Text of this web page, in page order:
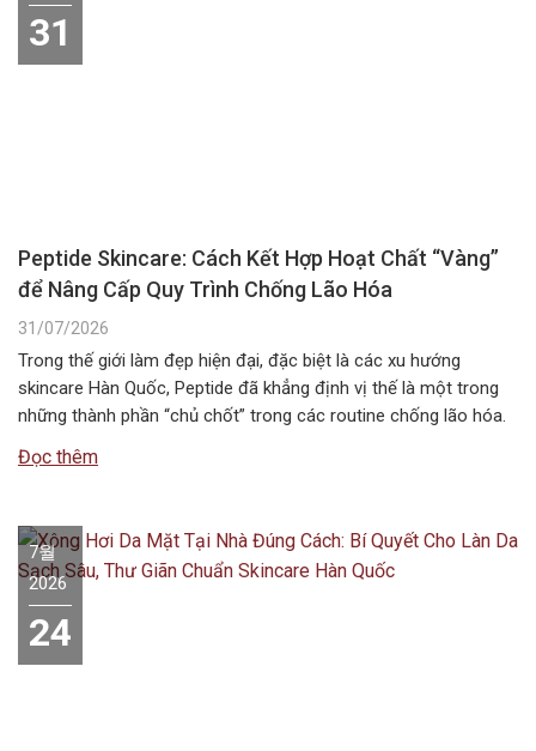
31
Peptide Skincare: Cách Kết Hợp Hoạt Chất “Vàng”
để Nâng Cấp Quy Trình Chống Lão Hóa
31/07/2026
Trong thế giới làm đẹp hiện đại, đặc biệt là các xu hướng
skincare Hàn Quốc, Peptide đã khẳng định vị thế là một trong
những thành phần “chủ chốt” trong các routine chống lão hóa.
nhất vẫn là băn…
Đọc thêm
7월
2026
24